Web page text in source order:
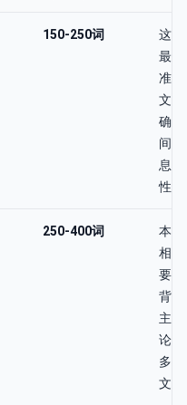
150-250词
这是
最严
准。
文学
确要
间
息
性。
250-400词
本科
相对
要需
背景
主
论，
多
文。